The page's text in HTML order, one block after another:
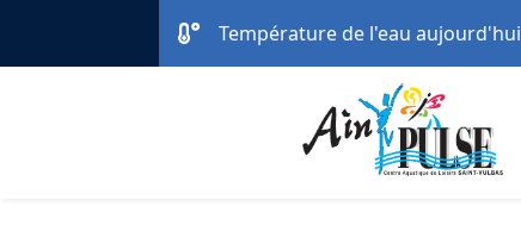
Température de l'eau aujourd'hui